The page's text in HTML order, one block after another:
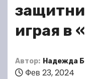
играя в
Автор: Надежда
Фев 23, 2024